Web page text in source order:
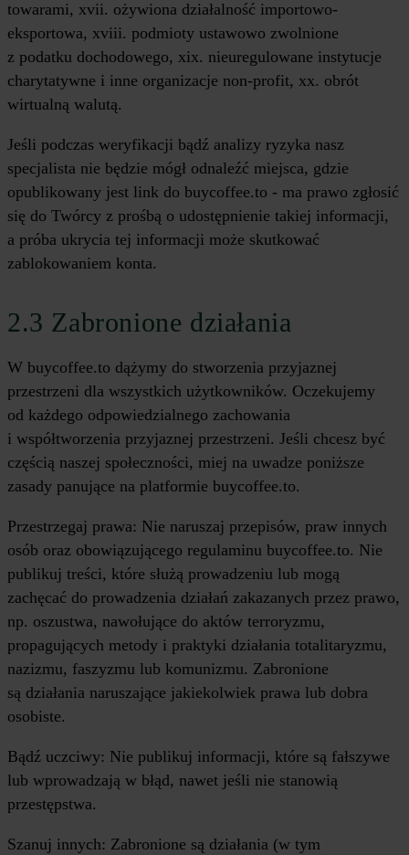
towarami, xvii. ożywiona działalność importowo-
eksportowa, xviii. podmioty ustawowo zwolnione
z podatku dochodowego, xix. nieuregulowane instytucje
charytatywne i inne organizacje non-profit, xx. obrót
wirtualną walutą.
Jeśli podczas weryfikacji bądź analizy ryzyka nasz
specjalista nie będzie mógł odnaleźć miejsca, gdzie
opublikowany jest link do buycoffee.to - ma prawo zgłosić
się do Twórcy z prośbą o udostępnienie takiej informacji,
a próba ukrycia tej informacji może skutkować
zablokowaniem konta.
2.3 Zabronione działania
W buycoffee.to dążymy do stworzenia przyjaznej
przestrzeni dla wszystkich użytkowników. Oczekujemy
od każdego odpowiedzialnego zachowania
i współtworzenia przyjaznej przestrzeni. Jeśli chcesz być
częścią naszej społeczności, miej na uwadze poniższe
zasady panujące na platformie buycoffee.to.
Przestrzegaj prawa: Nie naruszaj przepisów, praw innych
osób oraz obowiązującego regulaminu buycoffee.to. Nie
publikuj treści, które służą prowadzeniu lub mogą
zachęcać do prowadzenia działań zakazanych przez prawo,
np. oszustwa, nawołujące do aktów terroryzmu,
propagujących metody i praktyki działania totalitaryzmu,
nazizmu, faszyzmu lub komunizmu. Zabronione
są działania naruszające jakiekolwiek prawa lub dobra
osobiste.
Bądź uczciwy: Nie publikuj informacji, które są fałszywe
lub wprowadzają w błąd, nawet jeśli nie stanowią
przestępstwa.
Szanuj innych: Zabronione są działania (w tym